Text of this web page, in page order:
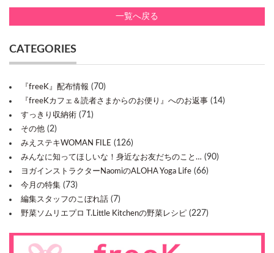
一覧へ戻る
CATEGORIES
『freeK』配布情報 (70)
『freeKカフェ＆読者さまからのお便り』へのお返事 (14)
すっきり収納術 (71)
その他 (2)
みえステキWOMAN FILE (126)
みんなに知ってほしいな！身近なお友だちのこと… (90)
ヨガインストラクターNaomiのALOHA Yoga Life (66)
今月の特集 (73)
編集スタッフのこぼれ話 (7)
野菜ソムリエプロ T.Little Kitchenの野菜レシピ (227)